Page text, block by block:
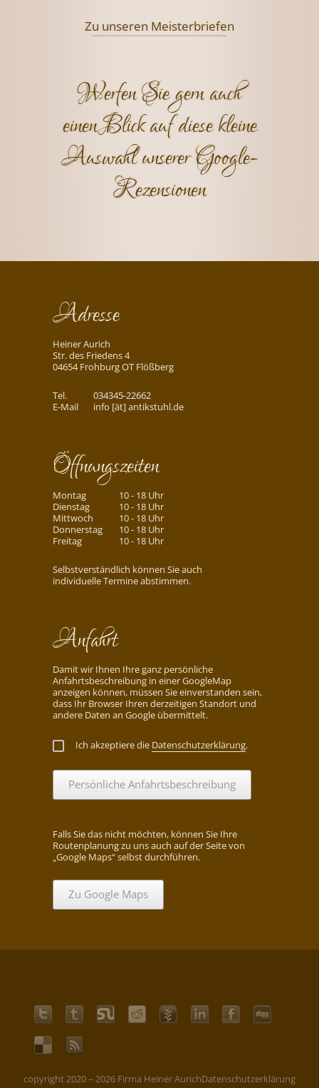
Zu unseren Meisterbriefen
Werfen Sie gern auch
einen Blick auf diese kleine
Auswahl unserer Google-
Rezensionen
Adresse
Heiner Aurich
Str. des Friedens 4
04654 Frohburg OT Flößberg
Tel.
034345-22662
E-Mail
info [ät] antikstuhl.de
Öffnungszeiten
Montag
10 - 18 Uhr
Dienstag
10 - 18 Uhr
Mittwoch
10 - 18 Uhr
Donnerstag
10 - 18 Uhr
Freitag
10 - 18 Uhr
Selbstverständlich können Sie auch
individuelle Termine abstimmen.
Anfahrt
Damit wir Ihnen Ihre ganz persönliche
Anfahrtsbeschreibung in einer GoogleMap
anzeigen können, müssen Sie einverstanden sein,
dass Ihr Browser Ihren derzeitigen Standort und
andere Daten an Google übermittelt.
Ich akzeptiere die Datenschutzerklärung.
Persönliche Anfahrtsbeschreibung
Falls Sie das nicht möchten, können Sie Ihre
Routenplanung zu uns auch auf der Seite von
„Google Maps“ selbst durchführen.
Zu Google Maps
copyright 2020 – 2026 Firma Heiner AurichDatenschutzerklärung